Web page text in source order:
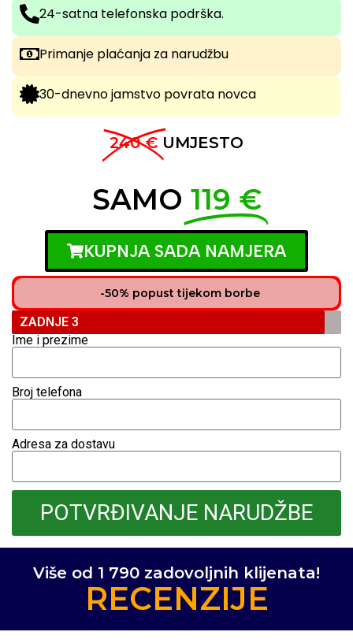
24-satna telefonska podrška.
Primanje plaćanja za narudžbu
30-dnevno jamstvo povrata novca
240 € UMJESTO
SAMO 119 €
KUPNJA SADA NAMJERA
-50% popust tijekom borbe
ZADNJE 3
Ime i prezime
Broj telefona
Adresa za dostavu
POTVRĐIVANJE NARUDŽBE
Više od 1 790 zadovoljnih klijenata!
RECENZIJE